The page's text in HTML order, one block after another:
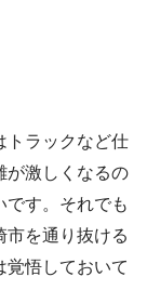
トラックなど仕
が激しくなるの
です。それでも
市を通り抜ける
覚悟しておいて